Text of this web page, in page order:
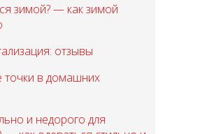
зимой? — как зимой
отзывы
точки в домашних
и недорого для